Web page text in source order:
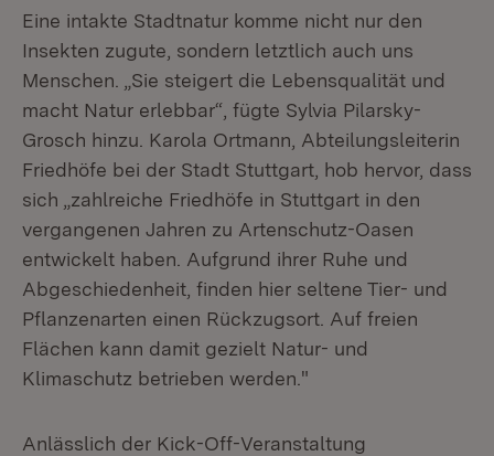
Eine intakte Stadtnatur komme nicht nur den
Insekten zugute, sondern letztlich auch uns
Menschen. „Sie steigert die Lebensqualität und
macht Natur erlebbar“, fügte Sylvia Pilarsky-
Grosch hinzu. Karola Ortmann, Abteilungsleiterin
Friedhöfe bei der Stadt Stuttgart, hob hervor, dass
sich „zahlreiche Friedhöfe in Stuttgart in den
vergangenen Jahren zu Artenschutz-Oasen
entwickelt haben. Aufgrund ihrer Ruhe und
Abgeschiedenheit, finden hier seltene Tier- und
Pflanzenarten einen Rückzugsort. Auf freien
Flächen kann damit gezielt Natur- und
Klimaschutz betrieben werden."
Anlässlich der Kick-Off-Veranstaltung